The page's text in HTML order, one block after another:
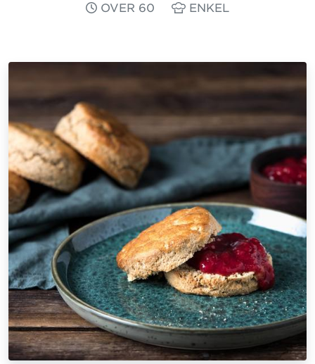
OVER 60 ENKEL